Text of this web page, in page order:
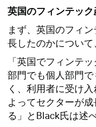
英国のフィンテッ
まず、英国のフィ
長したのかについて
「英国でフィンテ
部門でも個人部門
く、利用者に受け
よってセクターが
る」とBlack氏は述